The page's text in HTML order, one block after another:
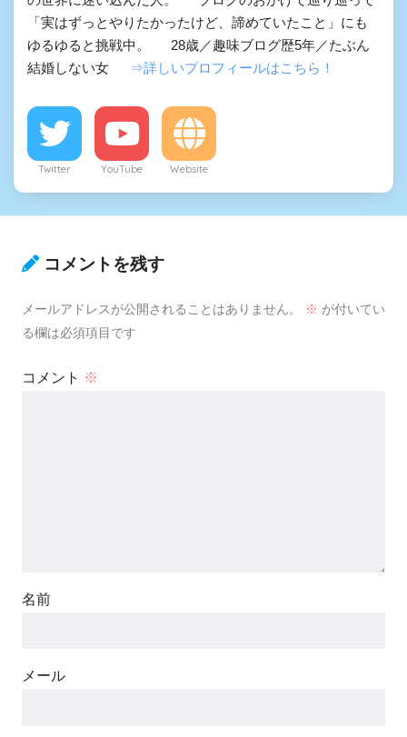
「実はずっとやりたかったけど、諦めていたこと」にも
ゆるゆると挑戦中。 28歳／趣味ブログ歴5年／たぶん
結婚しない女
⇒詳しいプロフィールはこちら！
Twitter YouTube Website
コメントを残す
メールアドレスが公開されることはありません。 ※ が付いてい
る欄は必須項目です
コメント ※
名前
メール